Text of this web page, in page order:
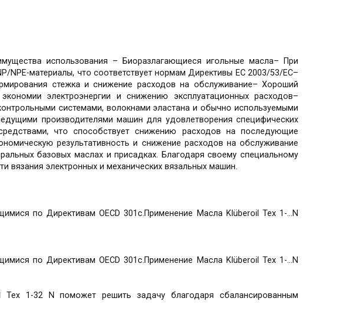
использования – Биоразлагающиеся игольные масла– При
NPE-материалы, что соответствует нормам Директивы ЕС 2003/53/ЕС–
стежка и снижение расходов на обслуживание– Хороший
электроэнергии и снижению эксплуатационных расходов–
системами, волокнами эластана и обычно используемыми
производителями машин для удовлетворения специфических
что способствует снижению расходов на последующие
результативность и снижение расходов на обслуживание
базовых маслах и присадках. Благодаря своему специальному
электронных и механических вязальных машин.
по Директивам OECD 301c.Применение Масла Klüberoil Tex 1-...N
по Директивам OECD 301c.Применение Масла Klüberoil Tex 1-...N
1-32 N поможет решить задачу благодаря сбалансированным